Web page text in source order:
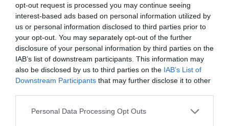
opt-out request is processed you may continue seeing
interest-based ads based on personal information utilized by
us or personal information disclosed to third parties prior to
your opt-out. You may separately opt-out of the further
disclosure of your personal information by third parties on the
IAB’s list of downstream participants. This information may
also be disclosed by us to third parties on the IAB’s List of
Downstream Participants that may further disclose it to other
Personal Data Processing Opt Outs
Evidentment, seguia Roger Vinton a Twitter i
havíem “parlat” per aquesta xarxa, però el vaig
conèixer en persona el novembre o desembre del
2019, fent una cervesa a Casa Delfín, perquè me’l
va voler presentar un amic comú.
Crec que és una persona molt intel·ligent, rigorosa
i treballadora, i la seva obra ho demostra. També